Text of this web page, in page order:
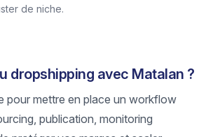
de niche.
dropshipping avec Matalan ?
pour mettre en place un workflow
publication, monitoring